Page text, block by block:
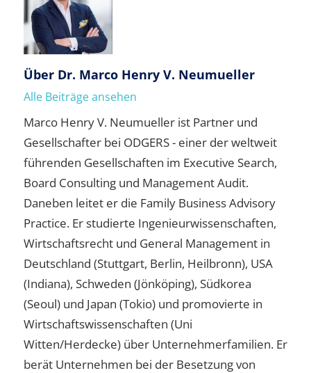
Über Dr. Marco Henry V. Neumueller
Alle Beiträge ansehen
Marco Henry V. Neumueller ist Partner und
Gesellschafter bei ODGERS - einer der weltweit
führenden Gesellschaften im Executive Search,
Board Consulting und Management Audit.
Daneben leitet er die Family Business Advisory
Practice. Er studierte Ingenieurwissenschaften,
Wirtschaftsrecht und General Management in
Deutschland (Stuttgart, Berlin, Heilbronn), USA
(Indiana), Schweden (Jönköping), Südkorea
(Seoul) und Japan (Tokio) und promovierte in
Wirtschaftswissenschaften (Uni
Witten/Herdecke) über Unternehmerfamilien. Er
berät Unternehmen bei der Besetzung von